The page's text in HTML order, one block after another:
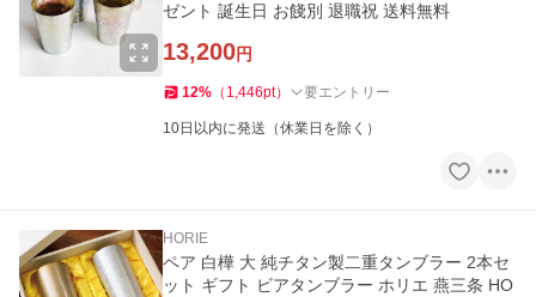
ゼント 誕生日 お餞別 退職祝 送料無料
13,200円
12% （ 1,446pt） 要エントリー
10日以内に発送（休業日を除く）
HORIE
ペア 白樺 大 純チタン製二重タンブラー 2本セ
ット ギフト ビアタンブラー ホリエ 燕三条 HO